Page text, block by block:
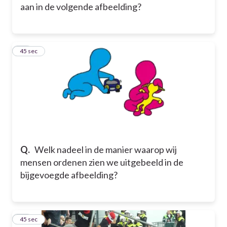
aan in de volgende afbeelding?
Q. Welk nadeel in de manier waarop wij
mensen ordenen zien we uitgebeeld in de
bijgevoegde afbeelding?
13
45 sec
14
45 sec